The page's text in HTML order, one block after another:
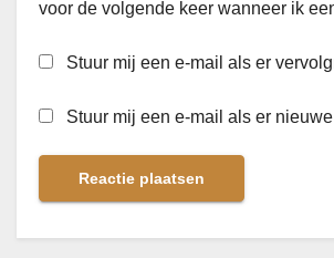
voor de volgende keer wanneer ik
Stuur mij een e-mail als er
Stuur mij een e-mail als er